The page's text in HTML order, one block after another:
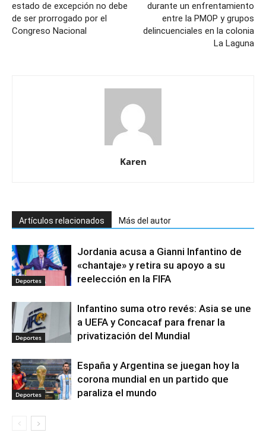
estado de excepción no debe
de ser prorrogado por el
Congreso Nacional
durante un enfrentamiento
entre la PMOP y grupos
delincuenciales en la colonia
La Laguna
Karen
Artículos relacionados Más del autor
Deportes
Jordania acusa a Gianni Infantino de
«chantaje» y retira su apoyo a su
reelección en la FIFA
Deportes
Infantino suma otro revés: Asia se une
a UEFA y Concacaf para frenar la
privatización del Mundial
Deportes
España y Argentina se juegan hoy la
corona mundial en un partido que
paraliza el mundo